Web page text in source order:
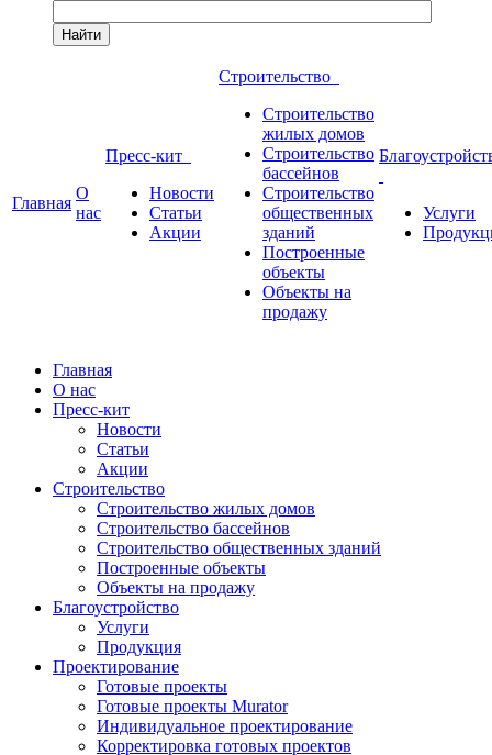
Найти
Главная
О
нас
Пресс-кит
Новости
Статьи
Акции
Строительство
Строительство
жилых домов
Строительство
бассейнов
Строительство
общественных
зданий
Построенные
объекты
Объекты на
продажу
Услуги
Главная
О нас
Пресс-кит
Новости
Статьи
Акции
Строительство
Строительство жилых домов
Строительство бассейнов
Строительство общественных зданий
Построенные объекты
Объекты на продажу
Благоустройство
Услуги
Продукция
Проектирование
Готовые проекты
Готовые проекты Murator
Индивидуальное проектирование
Корректировка готовых проектов